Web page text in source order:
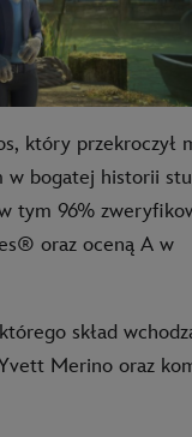
który przekroczył
bogatej historii
tym 96%
oraz oceną A w
skład
Merino oraz